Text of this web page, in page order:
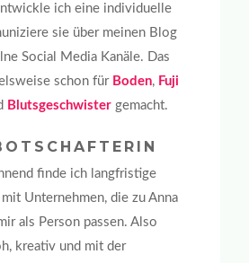
ich eine individuelle
sie über meinen Blog
Social Media Kanäle. Das
schon für Boden, Fuji
Blutsgeschwister gemacht.
finde ich langfristige
Unternehmen, die zu Anna
als Person passen. Also
kreativ und mit der